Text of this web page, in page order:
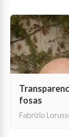
fosas
Fabrizio